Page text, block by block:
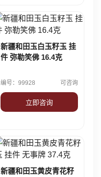
新疆和田玉白玉籽玉 挂
件 弥勒笑佛 16.4克
编号：99928 可咨询
立即咨询
新疆和田玉黄皮青花籽